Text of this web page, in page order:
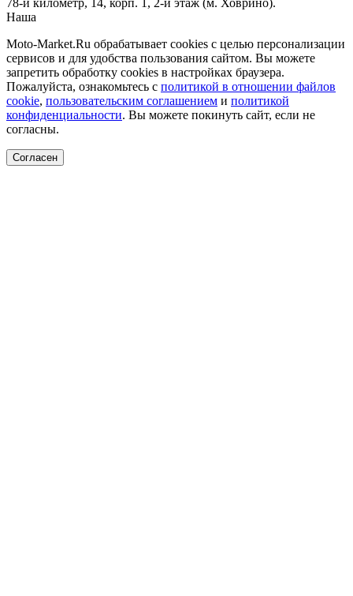
Наша
Moto-Market.Ru обрабатывает сookies с целью персонализации
сервисов и для удобства пользования сайтом. Вы можете
запретить обработку сookies в настройках браузера.
Пожалуйста, ознакомьтесь с политикой в отношении файлов
cookie, пользовательским соглашением и политикой
конфиденциальности. Вы можете покинуть сайт, если не
согласны.
Согласен